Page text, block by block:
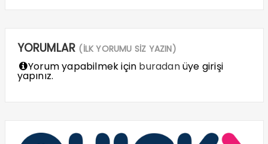
YORUMLAR (İLK YORUMU SİZ YAZIN)
Yorum yapabilmek için buradanüye girişi
yapınız.